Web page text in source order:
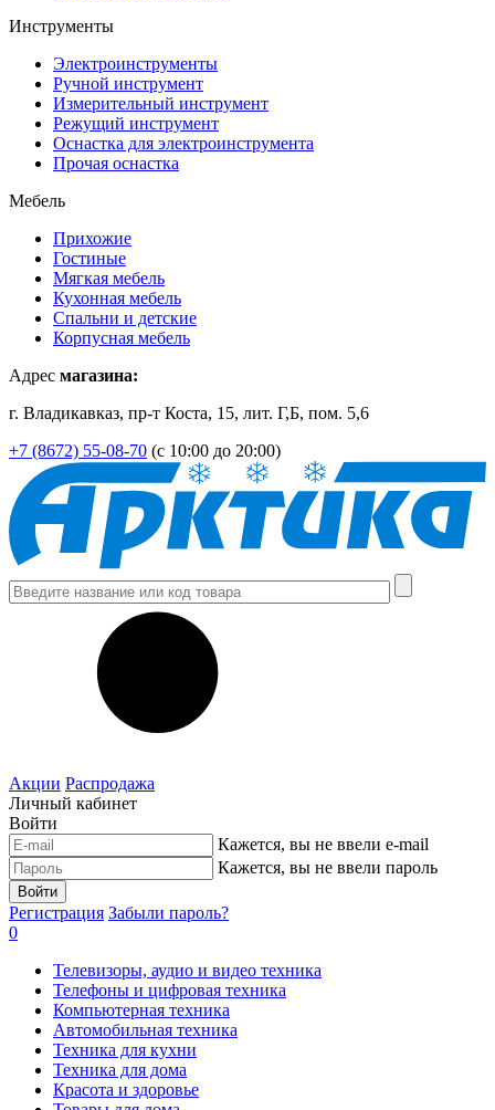
Инструменты
Электроинструменты
Ручной инструмент
Измерительный инструмент
Режущий инструмент
Оснастка для электроинструмента
Прочая оснастка
Мебель
Прихожие
Гостиные
Мягкая мебель
Кухонная мебель
Спальни и детские
Корпусная мебель
Адрес магазина:
г. Владикавказ, пр-т Коста, 15, лит. Г,Б, пом. 5,6
+7 (8672) 55-08-70 (с 10:00 до 20:00)
Акции Распродажа
Личный кабинет
Войти
Кажется, вы не ввели e-mail
Кажется, вы не ввели пароль
Войти
Регистрация Забыли пароль?
0
Телевизоры, аудио и видео техника
Телефоны и цифровая техника
Компьютерная техника
Автомобильная техника
Техника для кухни
Техника для дома
Красота и здоровье